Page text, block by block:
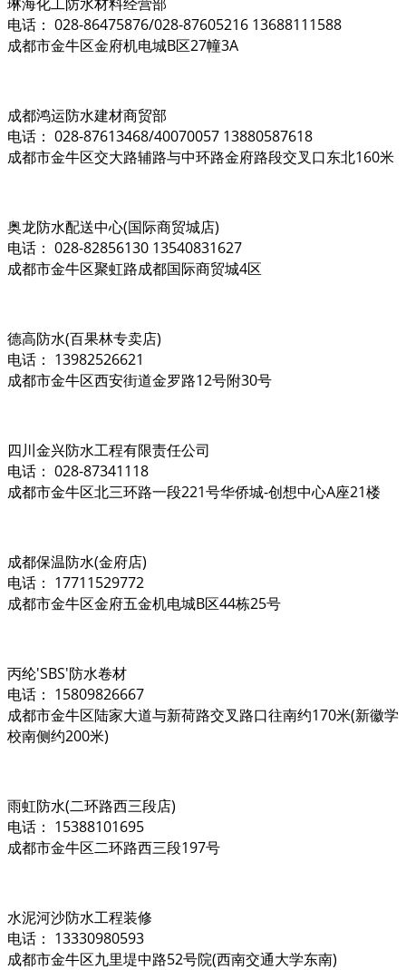
电话： 028-86475876/028-87605216 13688111588
成都市金牛区金府机电城B区27幢3A
成都鸿运防水建材商贸部
电话： 028-87613468/40070057 13880587618
成都市金牛区交大路辅路与中环路金府路段交叉口东北160米
奥龙防水配送中心(国际商贸城店)
电话： 028-82856130 13540831627
成都市金牛区聚虹路成都国际商贸城4区
德高防水(百果林专卖店)
电话： 13982526621
成都市金牛区西安街道金罗路12号附30号
四川金兴防水工程有限责任公司
电话： 028-87341118
成都市金牛区北三环路一段221号华侨城-创想中心A座21楼
成都保温防水(金府店)
电话： 17711529772
成都市金牛区金府五金机电城B区44栋25号
丙纶'SBS'防水卷材
电话： 15809826667
成都市金牛区陆家大道与新荷路交叉路口往南约170米(新徽学
校南侧约200米)
雨虹防水(二环路西三段店)
电话： 15388101695
成都市金牛区二环路西三段197号
水泥河沙防水工程装修
电话： 13330980593
成都市金牛区九里堤中路52号院(西南交通大学东南)